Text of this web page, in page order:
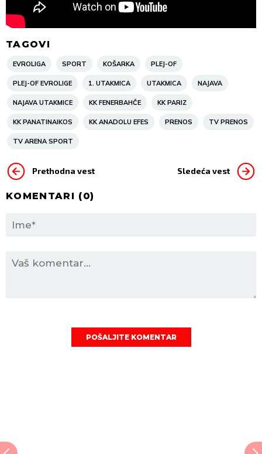
TAGOVI
EVROLIGA SPORT KOŠARKA PLEJ-OF
PLEJ-OF EVROLIGE 1. UTAKMICA UTAKMICA NAJAVA
NAJAVA UTAKMICE KK FENERBAHČE KK PARIZ
KK PANATINAIKOS KK ANADOLU EFES PRENOS TV PRENOS
TV ARENA SPORT
Prethodna vest Sledeća vest
KOMENTARI (0)
POŠALJITE KOMENTAR